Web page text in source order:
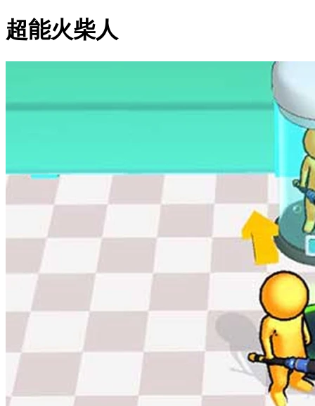
超能火柴人